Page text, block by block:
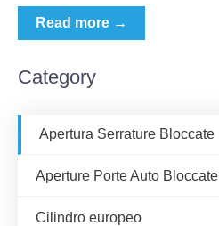
Read more →
Category
Apertura Serrature Bloccate
Aperture Porte Auto Bloccate
Cilindro europeo